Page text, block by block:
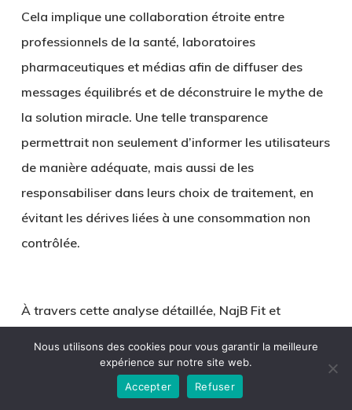
Cela implique une collaboration étroite entre
professionnels de la santé, laboratoires
pharmaceutiques et médias afin de diffuser des
messages équilibrés et de déconstruire le mythe de
la solution miracle. Une telle transparence
permettrait non seulement d’informer les utilisateurs
de manière adéquate, mais aussi de les
responsabiliser dans leurs choix de traitement, en
évitant les dérives liées à une consommation non
contrôlée.
À travers cette analyse détaillée, NajB Fit et
sur l’engouement pour l’Ozempic. En explorant les
origines, l’évolution du marché, les conséquences
Nous utilisons des cookies pour vous garantir la meilleure
expérience sur notre site web.
Accepter
Refuser